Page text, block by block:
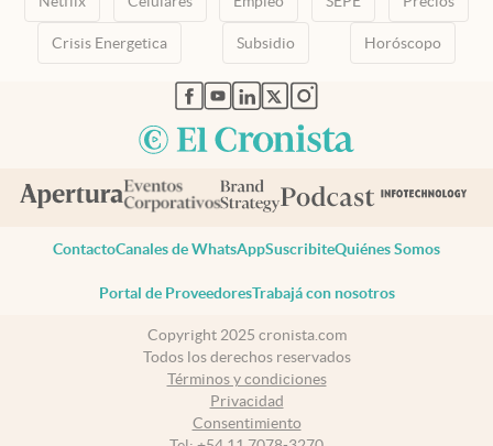
Crisis Energetica Subsidio Horóscopo
abre en nueva pestaña
abre en nueva pestaña
abre en nueva pestaña
abre en nueva pestaña
abre en nueva pestaña
ContactoCanales de WhatsAppSuscribiteQuiénes Somos
Portal de ProveedoresTrabajá con nosotros
Copyright 2025 cronista.com
Todos los derechos reservados
Términos y condiciones
Privacidad
Consentimiento